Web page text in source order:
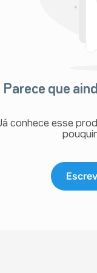
Parece que
conhece esse